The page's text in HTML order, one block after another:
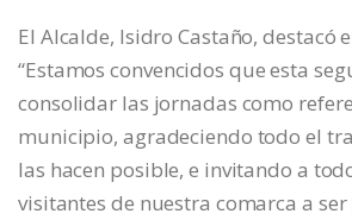
El Alcalde, Isidro Castaño, destacó
“Estamos convencidos que esta
consolidar las jornadas como
municipio, agradeciendo todo el
las hacen posible, e invitando a
visitantes de nuestra comarca a